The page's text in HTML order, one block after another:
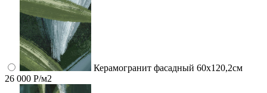
Керамогранит фасадный 60x120,2см
26 000 Р/м2